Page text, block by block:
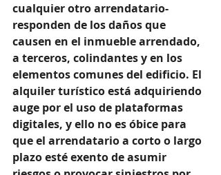
cualquier otro arrendatario-
responden de los daños que
causen en el inmueble arrendado,
a terceros, colindantes y en los
elementos comunes del edificio. El
alquiler turístico está adquiriendo
auge por el uso de plataformas
digitales, y ello no es óbice para
que el arrendatario a corto o largo
plazo esté exento de asumir